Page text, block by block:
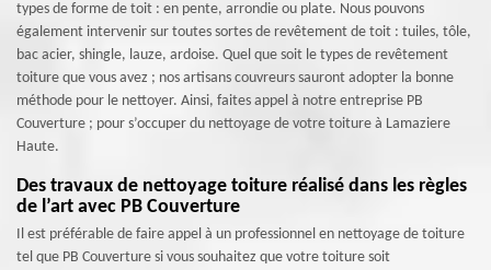
types de forme de toit : en pente, arrondie ou plate. Nous pouvons
également intervenir sur toutes sortes de revêtement de toit : tuiles, tôle,
bac acier, shingle, lauze, ardoise. Quel que soit le types de revêtement
toiture que vous avez ; nos artisans couvreurs sauront adopter la bonne
méthode pour le nettoyer. Ainsi, faites appel à notre entreprise PB
Couverture ; pour s’occuper du nettoyage de votre toiture à Lamaziere
Haute.
Des travaux de nettoyage toiture réalisé dans les règles
de l’art avec PB Couverture
Il est préférable de faire appel à un professionnel en nettoyage de toiture
tel que PB Couverture si vous souhaitez que votre toiture soit